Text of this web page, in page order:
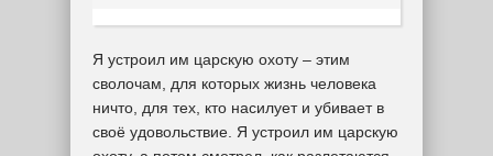
Я устроил им царскую охоту – этим
сволочам, для которых жизнь человека
ничто, для тех, кто насилует и убивает в
своё удовольствие. Я устроил им царскую